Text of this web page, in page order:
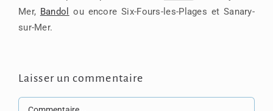
Mer, Bandol
ou encore Six-Fours-les-Plages et Sanary-
sur-Mer.
Laisser un commentaire
Commentaire